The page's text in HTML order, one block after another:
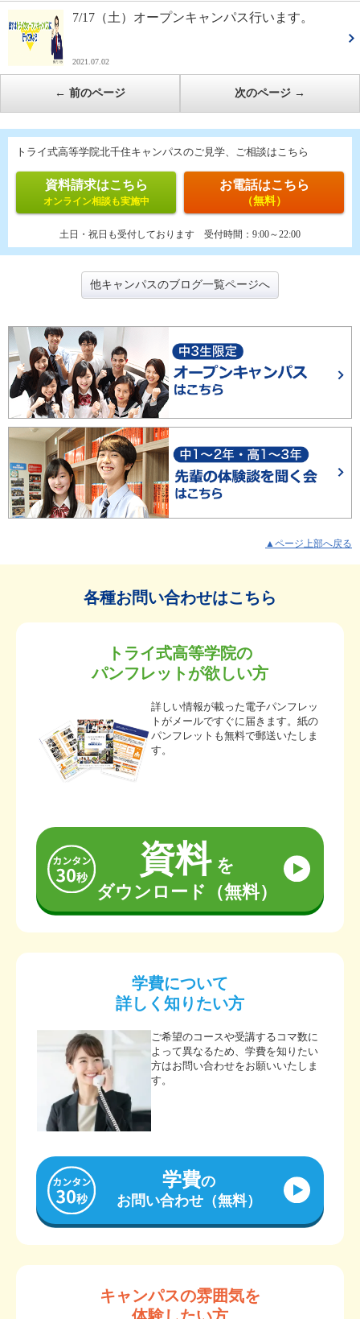
7/17（土）オープンキャンパス行います。
2021.07.02
← 前のページ 次のページ →
トライ式高等学院北千住キャンパスのご見学、ご相談はこちら
資料請求はこちら
オンライン相談も実施中
お電話はこちら
（無料）
土日・祝日も受付しております 受付時間： 9:00～22:00
他キャンパスのブログ一覧ページへ
▲ページ上部へ戻る
各種お問い合わせはこちら
トライ式高等学院の
パンフレットが欲しい方
詳しい情報が載った電子パンフレッ
トがメールですぐに届きます。紙の
パンフレットも無料で郵送いたしま
す。
資料を
ダウンロード（無料）
学費について
詳しく知りたい方
ご希望のコースや受講するコマ数に
よって異なるため、学費を知りたい
方はお問い合わせをお願いいたしま
す。
学費の
お問い合わせ（無料）
キャンパスの雰囲気を